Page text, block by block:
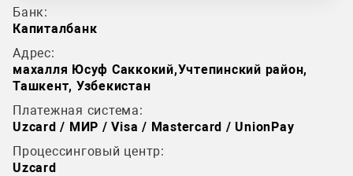
Банк:
Капиталбанк
Адрес:
махалля Юсуф Саккокий,Учтепинский район,
Ташкент, Узбекистан
Платежная система:
Uzcard / МИР / Visa / Mastercard / UnionPay
Процессинговый центр:
Uzcard